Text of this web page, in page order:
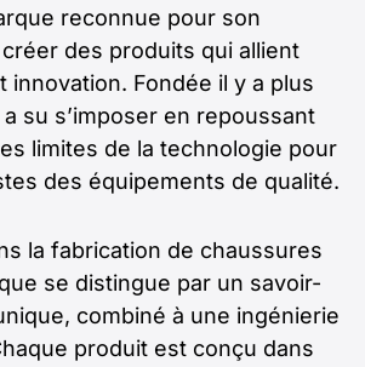
reconnue pour son
des produits qui allient
innovation. Fondée il y a plus
su s’imposer en repoussant
limites de la technologie pour
des équipements de qualité.
la fabrication de chaussures
se distingue par un savoir-
combiné à une ingénierie
produit est conçu dans